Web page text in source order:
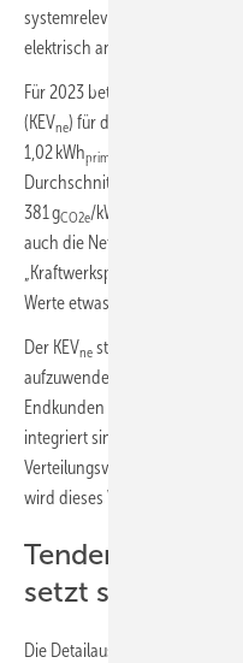
systemrelevanten
elektrisch angetriebener
Für 2023 beträgt der nicht-
(KEVne) für die Abgabe aus
1,02 kWhprimär
Durchschnitt bereitgestellte
381 gCO2e/kWh
auch die Netz- und
„Kraftwerkspark“, also ohne
Werte etwas niedriger.
Der KEVne stellt das Verhältnis
aufzuwenden ist, um eine
Endkunden zu liefern. Je mehr
integriert sind und je geringer
Verteilungsverluste in den
wird dieses Verhältnis. Im Jahr
Tendenz
setzt sich fort
Die Detailauswertung für das